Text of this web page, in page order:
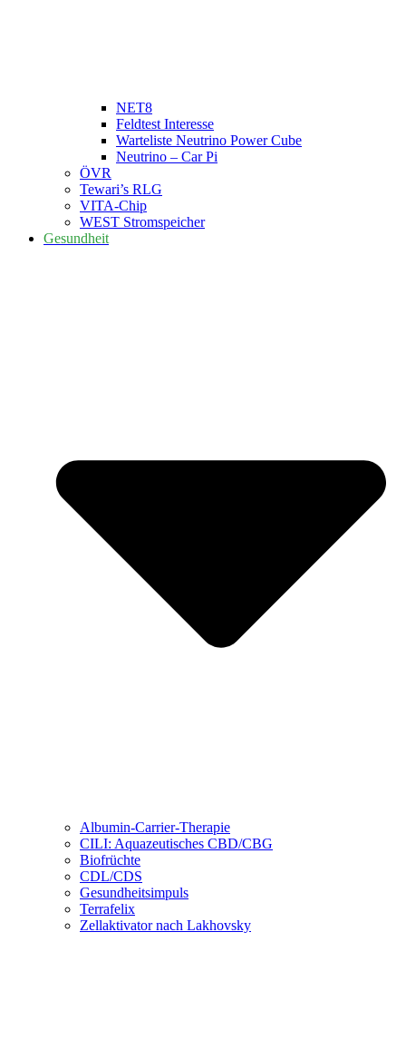
NET8
Feldtest Interesse
Warteliste Neutrino Power Cube
Neutrino – Car Pi
ÖVR
Tewari’s RLG
VITA-Chip
WEST Stromspeicher
Gesundheit
Albumin-Carrier-Therapie
CILI: Aquazeutisches CBD/CBG
Biofrüchte
CDL/CDS
Gesundheitsimpuls
Terrafelix
Zellaktivator nach Lakhovsky